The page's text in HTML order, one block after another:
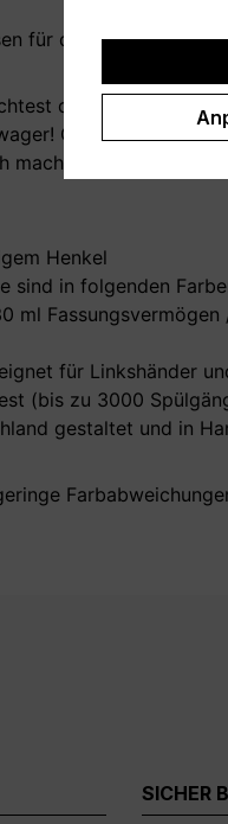
für deinen
dich dafür mit
Ob als
machen! Du hast
Henkel
sind in folgenden
ml
für Linkshänder
(bis zu 3000
gestaltet und in
SICHER